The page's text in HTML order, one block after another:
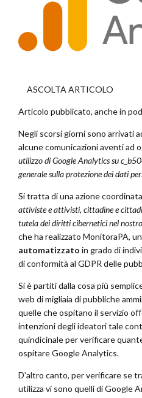
ASCOLTA ARTICOLO
Articolo pubblicato, anche in
Negli scorsi giorni sono arrivati
alcune comunicazioni aventi ad
utilizzo di Google Analytics su
generale sulla protezione dei dati
Si tratta di una azione
attiviste e attivisti, cittadine e
tutela dei diritti cibernetici nel
che ha realizzato MonitoraPA,
automatizzato in grado di
di conformità al GDPR delle
Si è partiti dalla cosa più
web di migliaia di pubbliche
quelle che ospitano il servizio
intenzioni degli ideatori tale
quindicinale per verificare
ospitare Google Analytics.
D’altro canto, per verificare se
utilizza vi sono quelli di Google